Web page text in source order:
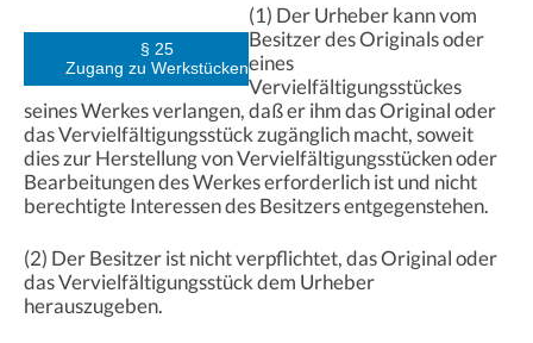
§ 25
Zugang zu Werkstücken
(1) Der Urheber kann vom
Besitzer des Originals oder
eines
Vervielfältigungsstückes
seines Werkes verlangen, daß er ihm das Original oder
das Vervielfältigungsstück zugänglich macht, soweit
dies zur Herstellung von Vervielfältigungsstücken oder
Bearbeitungen des Werkes erforderlich ist und nicht
berechtigte Interessen des Besitzers entgegenstehen.
(2) Der Besitzer ist nicht verpflichtet, das Original oder
das Vervielfältigungsstück dem Urheber
herauszugeben.